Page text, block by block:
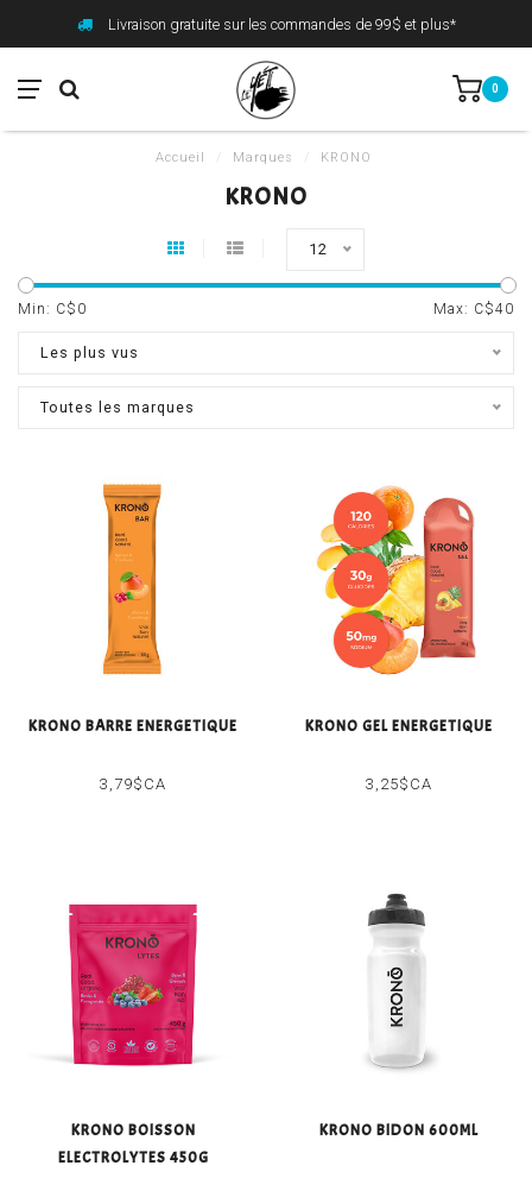
Livraison gratuite sur les commandes de 99$ et plus*
0
Accueil Marques KRONO
KRONO
12
Min: C$ 0 Max: C$40
Les plus vus
Toutes les marques
KRONO BARRE ENERGETIQUE
3,79$CA
KRONO GEL ENERGETIQUE
3,25$CA
KRONO BOISSON
ELECTROLYTES 450G
KRONO BIDON 600ML